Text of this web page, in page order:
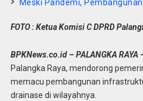
Meski Pandemi,
FOTO : Ketua Komisi C DPRD
BPKNews.co.id – PALANGKA RAYA
Palangka Raya, mendorong
memacu pembangunan
drainase di wilayahnya.